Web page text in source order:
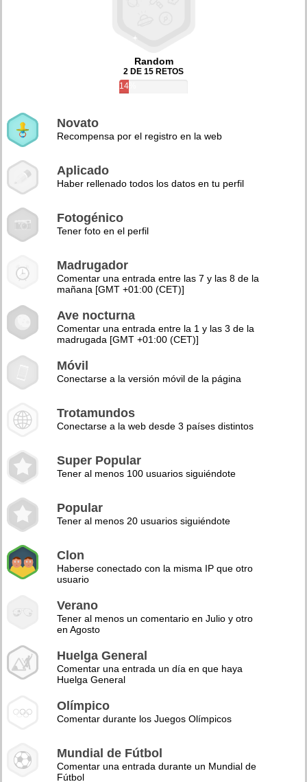
Random
2 DE 15 RETOS
14%
Novato
Recompensa por el registro en la web
Aplicado
Haber rellenado todos los datos en tu perfil
Fotogénico
Tener foto en el perfil
Madrugador
Comentar una entrada entre las 7 y las 8 de la
mañana [GMT +01:00 (CET)]
Ave nocturna
Comentar una entrada entre la 1 y las 3 de la
madrugada [GMT +01:00 (CET)]
Móvil
Conectarse a la versión móvil de la página
Trotamundos
Conectarse a la web desde 3 países distintos
Super Popular
Tener al menos 100 usuarios siguiéndote
Popular
Tener al menos 20 usuarios siguiéndote
Clon
Haberse conectado con la misma IP que otro
usuario
Verano
Tener al menos un comentario en Julio y otro
en Agosto
Huelga General
Comentar una entrada un día en que haya
Huelga General
Olímpico
Comentar durante los Juegos Olímpicos
Mundial de Fútbol
Comentar una entrada durante un Mundial de
Fútbol